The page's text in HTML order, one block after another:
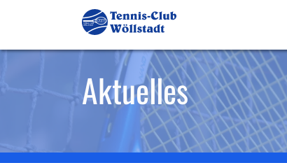
Aktuelles